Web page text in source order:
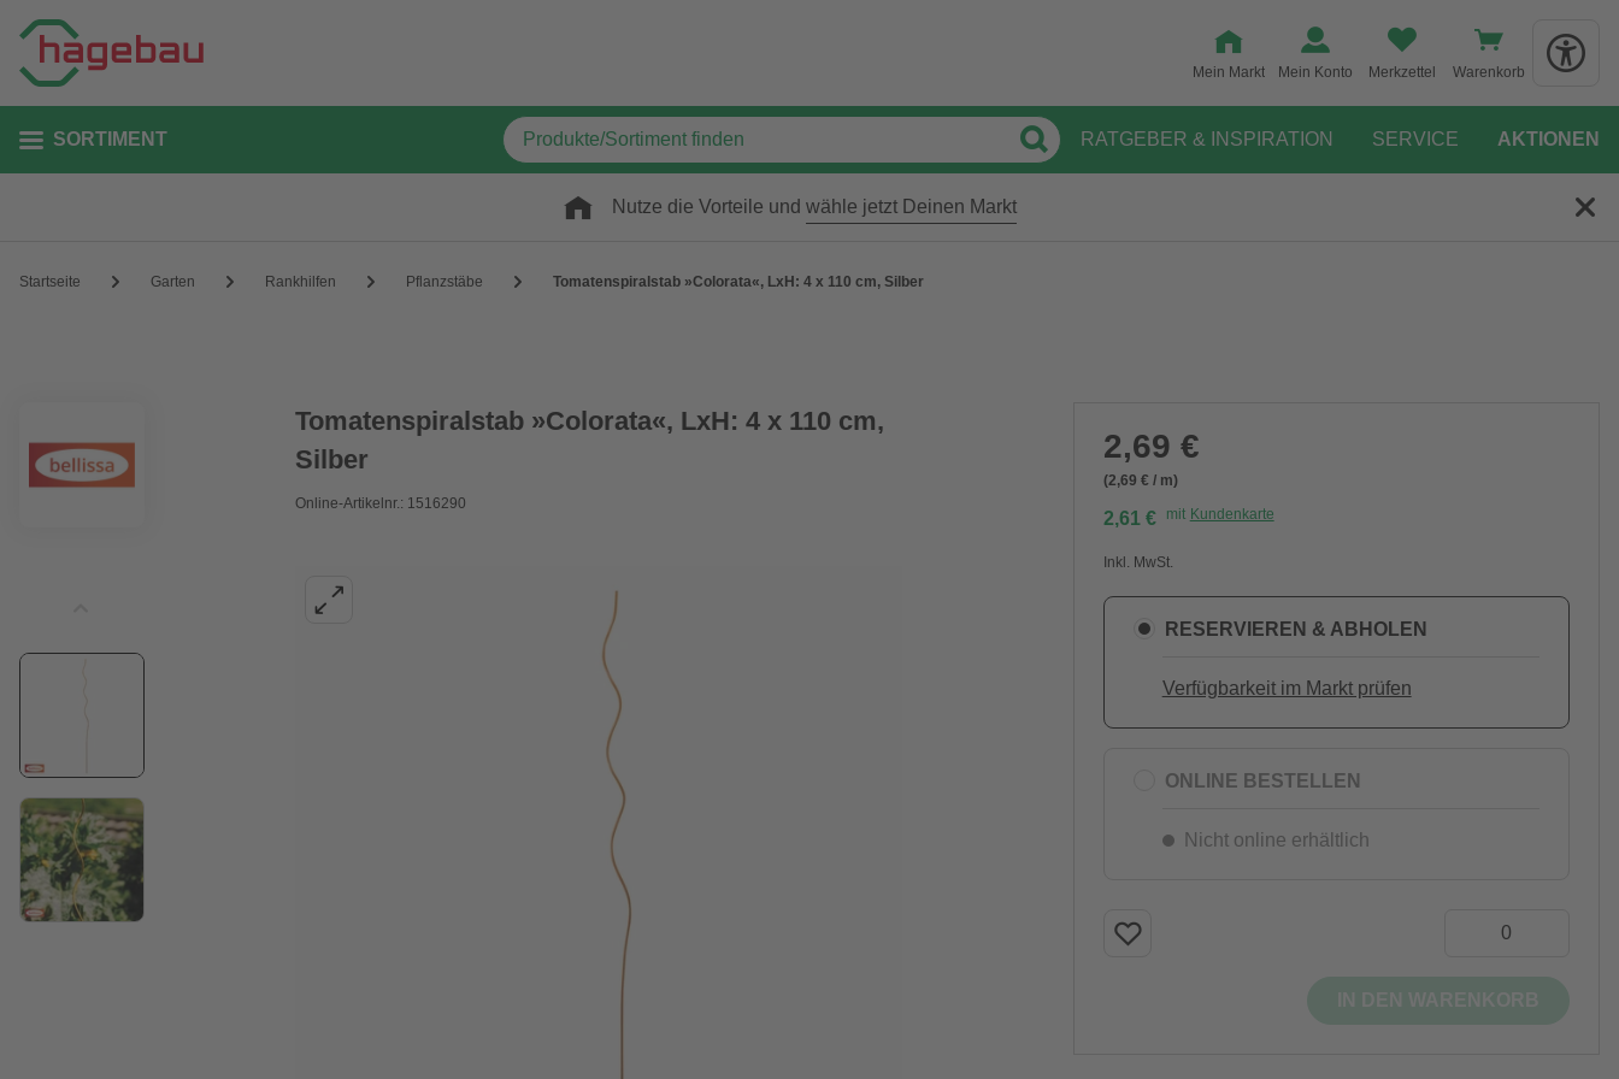
Mein Markt Mein Konto Merkzettel Warenkorb
SORTIMENT RATGEBER & INSPIRATION SERVICE AKTIONEN
Nutze die Vorteile und wähle jetzt Deinen Markt
Startseite Garten Rankhilfen Pflanzstäbe Tomatenspiralstab »Colorata«, LxH: 4 x 110 cm, Silber
Tomatenspiralstab »Colorata«, LxH: 4 x 110 cm,
Silber
Online-Artikelnr.: 1516290
2,69 €
(2,69 € / m)
2,61 € mit Kundenkarte
Inkl. MwSt.
RESERVIEREN & ABHOLEN
Verfügbarkeit im Markt prüfen
ONLINE BESTELLEN
Nicht online erhältlich